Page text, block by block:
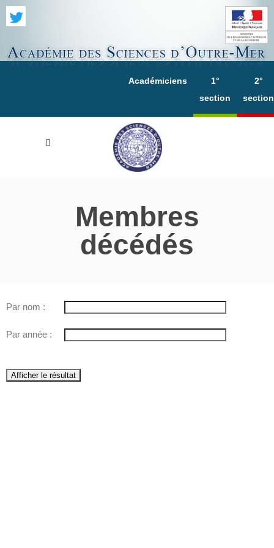
Académiciens
1°
section
2°
section
Membres
décédés
Par nom :
Par année :